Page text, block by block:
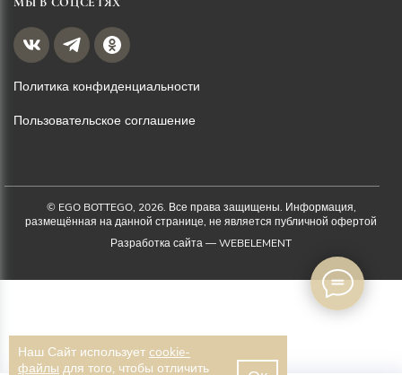
Политика конфиденциальности
Пользовательское соглашение
© EGO BOTTEGO, 2026. Все права защищены. Информация,
размещённая на данной странице, не является публичной офертой
Разработка сайта —WEBELEMENT
Наш Сайт использует cookie-
файлы для того, чтобы отличить